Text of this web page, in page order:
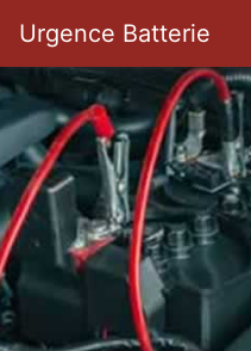
Urgence Batterie